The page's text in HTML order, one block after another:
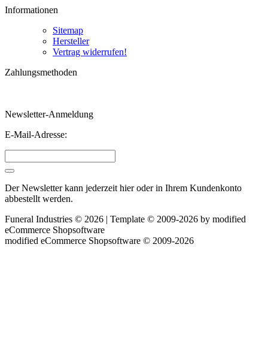
Informationen
Sitemap
Hersteller
Vertrag widerrufen!
Zahlungsmethoden
Newsletter-Anmeldung
E-Mail-Adresse:
Der Newsletter kann jederzeit hier oder in Ihrem Kundenkonto
abbestellt werden.
Funeral Industries © 2026 | Template © 2009-2026 by modified
eCommerce Shopsoftware
modified eCommerce Shopsoftware © 2009-2026